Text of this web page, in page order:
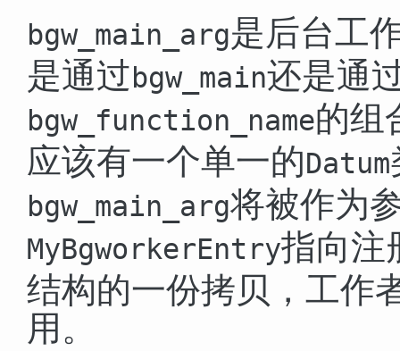
bgw_main_arg是后台工
是通过bgw_main还是通
bgw_function_name的组
应该有一个单一的Datum
bgw_main_arg将被作为
MyBgworkerEntry指向注
结构的一份拷贝，工作
用。